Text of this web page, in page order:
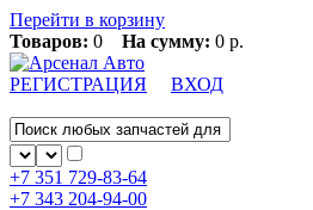
Перейти в корзину
Товаров: 0 На сумму: 0 р.
РЕГИСТРАЦИЯ ВХОД
+7 351 729-83-64
+7 343 204-94-00